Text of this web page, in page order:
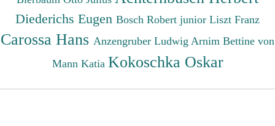
Diederichs Eugen Bosch Robert junior Liszt Franz
Carossa Hans Anzengruber Ludwig Arnim Bettine von
Mann Katia Kokoschka Oskar